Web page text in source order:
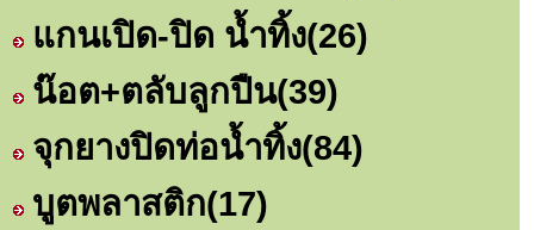
แกนเปิด-ปิด น้ำทิ้ง(26)
น๊อต+ตลับลูกปืน(39)
จุกยางปิดท่อน้ำทิ้ง(84)
บูตพลาสติก(17)